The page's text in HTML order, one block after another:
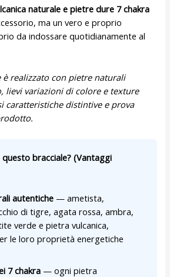
naturale e pietre dure 7 chakra
ma un vero e proprio
da indossare quotidianamente al
è realizzato con pietre naturali
lievi variazioni di colore e texture
caratteristiche distintive e prova
questo bracciale? (Vantaggi
autentiche — ametista,
di tigre, agata rossa, ambra,
verde e pietra vulcanica,
le loro proprietà energetiche
7 chakra — ogni pietra